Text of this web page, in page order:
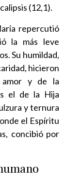
(12,1).
repercutió
la más leve
Su humildad,
hicieron
amor y de la
el de la Hija
y ternura
el Espíritu
concibió por